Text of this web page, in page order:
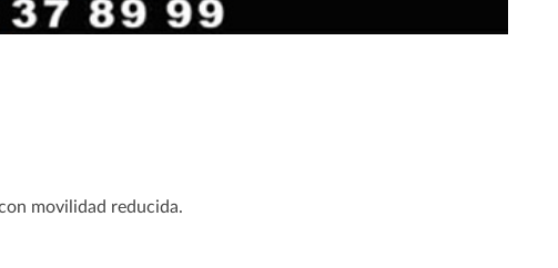
movilidad reducida.